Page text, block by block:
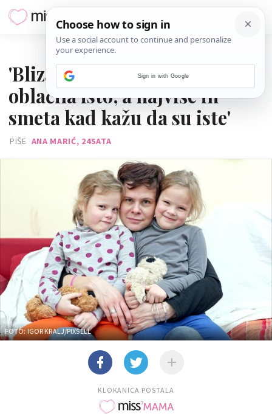
'Blizanke nikad nisam
oblačila isto, a najviše ih
smeta kad kažu da su iste'
PIŠE ANA MARIĆ, 24SATA
FOTO: IGOR KRALJ/PIXSELL
KLOKANICA POSTALA
Sign in with Google